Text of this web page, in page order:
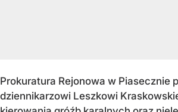
Prokuratura Rejonowa w Piasecznie
dziennikarzowi Leszkowi